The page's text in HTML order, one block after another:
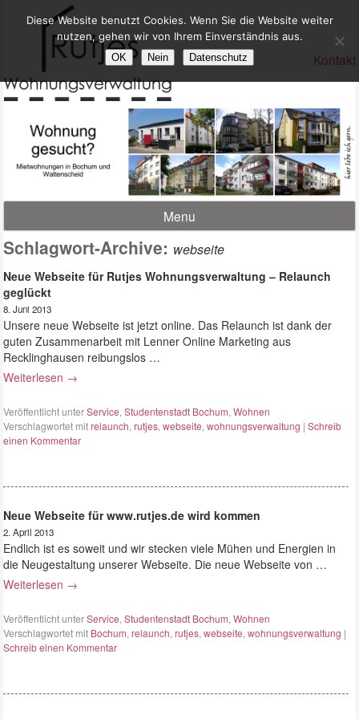
Kontakt
Menu
Schlagwort-Archive: webseite
Neue Webseite für Rutjes Wohnungsverwaltung – Relaunch
geglückt
8. Juni 2013
Unsere neue Webseite ist jetzt online. Das Relaunch ist dank der
guten Zusammenarbeit mit Lenner Online Marketing aus
Recklinghausen reibungslos …
Weiterlesen →
Veröffentlicht unter Service,Studentenstadt Bochum,Wohnen
Verschlagwortet mit relaunch,rutjes,webseite,wohnungsverwaltung | Schreib
einen Kommentar
Neue Webseite für www.rutjes.de wird kommen
2. April 2013
Endlich ist es soweit und wir stecken viele Mühen und Energien in
die Neugestaltung unserer Webseite. Die neue Webseite von …
Weiterlesen →
Veröffentlicht unter Service,Studentenstadt Bochum,Wohnen
Verschlagwortet mit Bochum,relaunch,rutjes,webseite,wohnungsverwaltung |
Schreib einen Kommentar
Diese Website benutzt Cookies. Wenn Sie die Website weiter
nutzen, gehen wir von Ihrem Einverständnis aus.
OK Nein Datenschutz